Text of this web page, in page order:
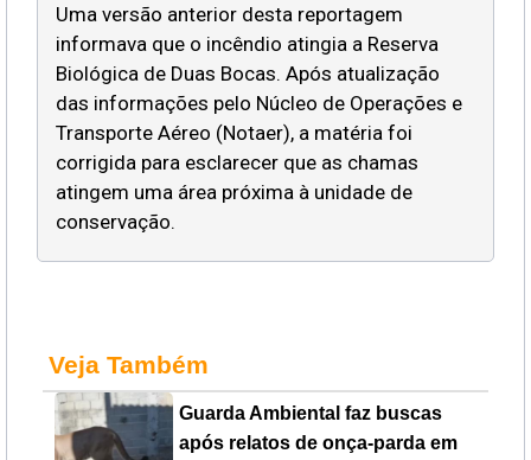
Uma versão anterior desta reportagem
informava que o incêndio atingia a Reserva
Biológica de Duas Bocas. Após atualização
das informações pelo Núcleo de Operações e
Transporte Aéreo (Notaer), a matéria foi
corrigida para esclarecer que as chamas
atingem uma área próxima à unidade de
conservação.
Veja Também
Guarda Ambiental faz buscas
após relatos de onça-parda em